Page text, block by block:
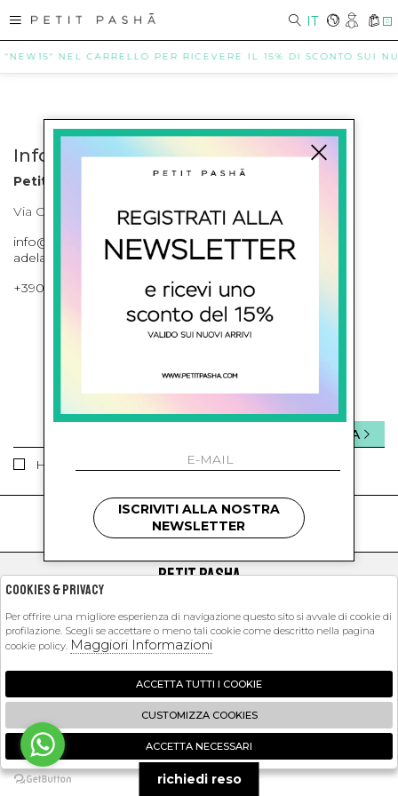
IT 0
NEL CARRELLO PER RICEVERE IL 15% DI SCONTO SUI
Info contatti
Petit Pasha
Via Cilea, 255 Napoli Corso Umberto I 301 Napoli
info@petitpasha.com, petitpasha@hotmail.it,
adelaide.petitpasha@hotmail.com
+39081643421 , +390812351280
ISCRIVITI ALLA NEWSLETTER
Ho letto ed accettato le condizioni sulla privacy.
INVIA
kids
PETIT PASHA
EXTRA
2026 Petit Pasha - P.iva : 09423341214 Powered by
Zucchetti
🍪
ISCRIVITI ALLA NOSTRA
NEWSLETTER
richiedi reso
Cookies & Privacy
Per offrire una migliore esperienza di navigazione questo sito si avvale di cookie di
profilazione. Scegli se accettare o meno tali cookie come descritto nella pagina
cookie policy. Maggiori Informazioni
ACCETTA TUTTI I COOKIE
CUSTOMIZZA COOKIES
ACCETTA NECESSARI